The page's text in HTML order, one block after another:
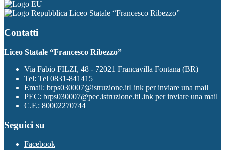
Liceo Statale “Francesco Ribezzo”
Contatti
Liceo Statale “Francesco Ribezzo”
Via Fabio FILZI, 48 - 72021 Francavilla Fontana (BR)
Tel: Tel 0831-841415
Email: brps030007@istruzione.itLink per inviare una mail
PEC: brps030007@pec.istruzione.itLink per inviare una mail
C.F.: 80002270744
Seguici su
Facebook